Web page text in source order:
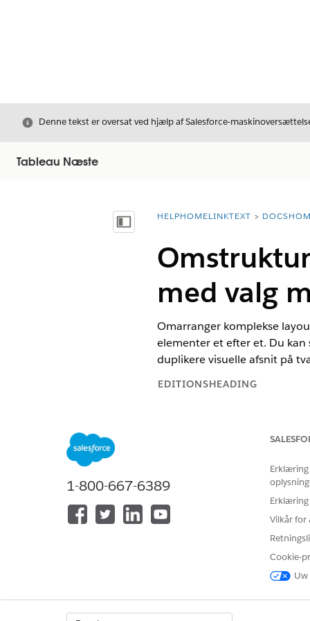
LukDenne tekst er oversat ved hjælp af Salesforce-
Tableau Næste
Vis indholdsfortegnelse
breadcrumbDescription
HELPHOMELINKTEXT
med valg
Omarranger komplekse
elementer et efter et. Du
duplikere visuelle afsnit på
EDITIONSHEADING
Hvis du vil redigere Tableau
Vælg en af følgende
Træk for at vælge: Klik
Udfør dine kollektive
1-800-667-6389
Erklæring
Vilkår for
Cookie-
Uw